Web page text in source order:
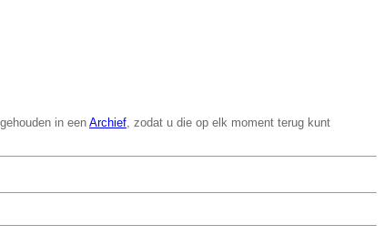
in een Archief, zodat u die op elk moment terug kunt